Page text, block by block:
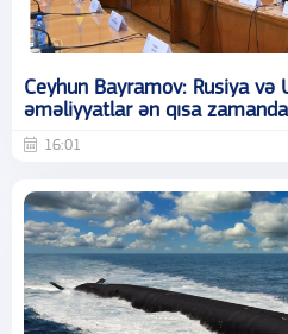
Ceyhun Bayramov: Rusiya və
əməliyyatlar ən qısa zamanda
16:01